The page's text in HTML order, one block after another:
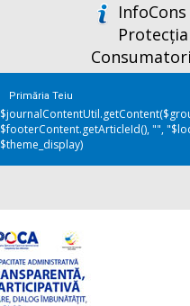
InfoCons
Protecția
Primăria Teiu
$footerContent.getArticleId(), "",
$theme_display)